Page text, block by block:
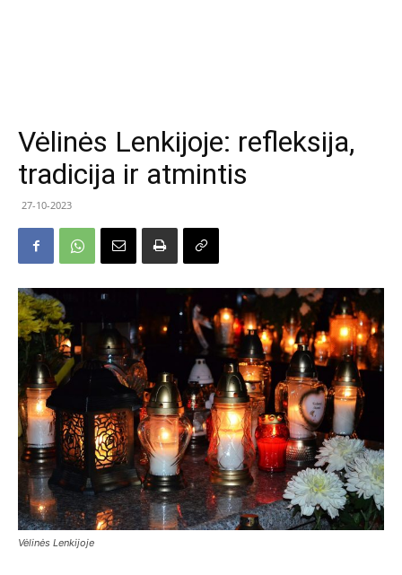
Vėlinės Lenkijoje: refleksija,
tradicija ir atmintis
27-10-2023
Vėlinės Lenkijoje